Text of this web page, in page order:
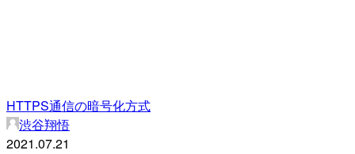
HTTPS通信の暗号化方式
渋谷翔悟
2021.07.21